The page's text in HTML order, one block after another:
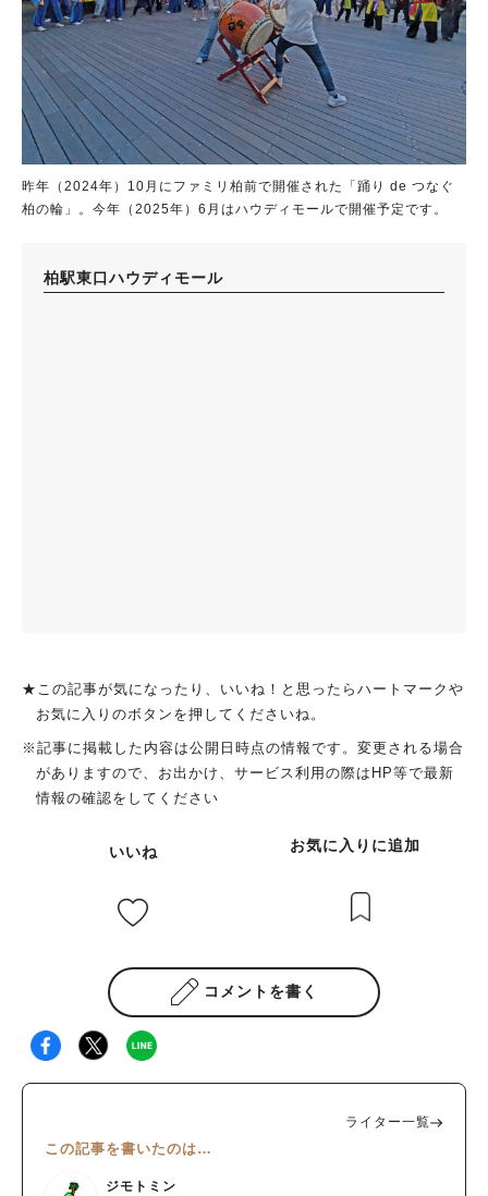
昨年（2024年）10月にファミリ柏前で開催された「踊り de つなぐ
柏の輪」。今年（2025年）6月はハウディモールで開催予定です。
柏駅東口ハウディモール
★この記事が気になったり、いいね！と思ったらハートマークや
お気に入りのボタンを押してくださいね。
※記事に掲載した内容は公開日時点の情報です。変更される場合
がありますので、お出かけ、サービス利用の際はHP等で最新
情報の確認をしてください
いいね お気に入りに追加
コメントを書く
ライター一覧
この記事を書いたのは…
ジモトミン